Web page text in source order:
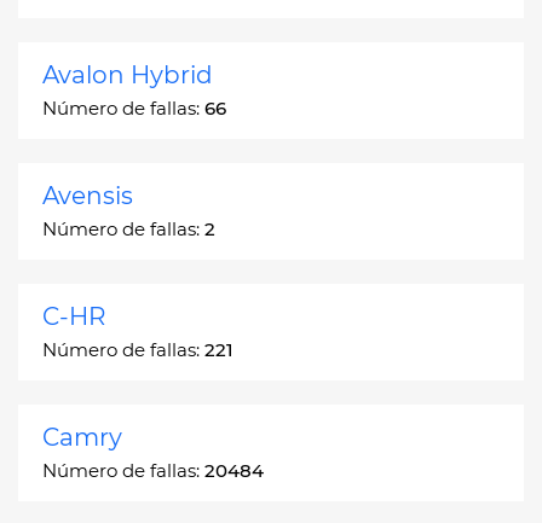
Avalon Hybrid
Número de fallas: 66
Avensis
Número de fallas: 2
C-HR
Número de fallas: 221
Camry
Número de fallas: 20484